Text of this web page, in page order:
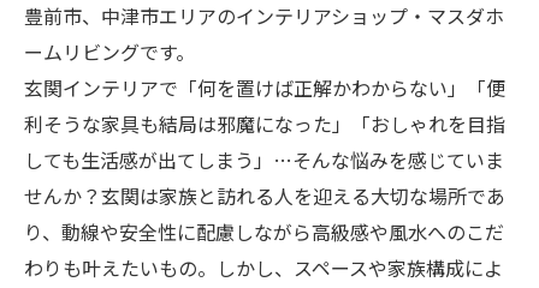
豊前市、中津市エリアのインテリアショップ・マスダホ
ームリビングです。
玄関インテリアで「何を置けば正解かわからない」「便
利そうな家具も結局は邪魔になった」「おしゃれを目指
しても生活感が出てしまう」…そんな悩みを感じていま
せんか？玄関は家族と訪れる人を迎える大切な場所であ
り、動線や安全性に配慮しながら高級感や風水へのこだ
わりも叶えたいもの。しかし、スペースや家族構成によ